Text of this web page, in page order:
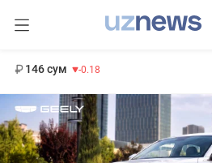
146 сум -0.18